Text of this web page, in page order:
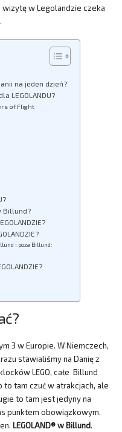
w Legolandzie czeka
na jeden dzień?
LEGOLANDU?
of Flight
Billund?
i poza Billund:
3 w Europie. W Niemczech,
stawialiśmy na Danię z
LEGO, całe Billund
to tam czuć w atrakcjach, ale
to tam jest jedyny na
punktem obowiązkowym.
LEGOLAND® w Billund.